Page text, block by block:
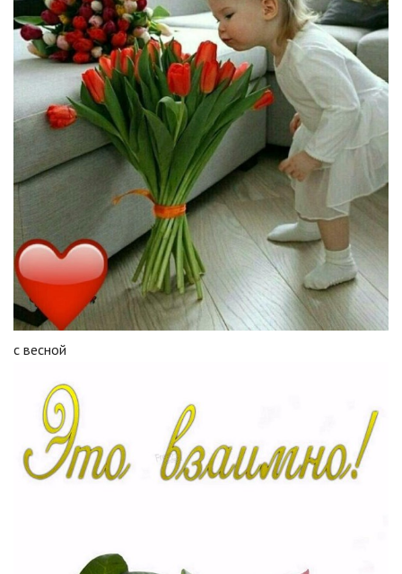
с весной